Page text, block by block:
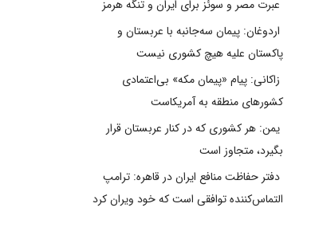
عبرت مصر و سوئز برای ایران و تنگه هرمز
اردوغان: پیمان سه‌جانبه با عربستان و
پاکستان علیه هیچ کشوری نیست
زاکانی: پیام «پیمان مکه» بی‌اعتمادی
کشورهای منطقه به آمریکاست
یمن: هر کشوری که در کنار عربستان قرار
بگیرد، متجاوز است
دفتر حفاظت منافع ایران در قاهره: ترامپ
التماس‌کننده توافقی است که خود ویران کرد